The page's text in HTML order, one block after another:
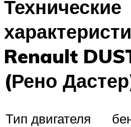
Технические
Renault
(Рено
Тип двигателя